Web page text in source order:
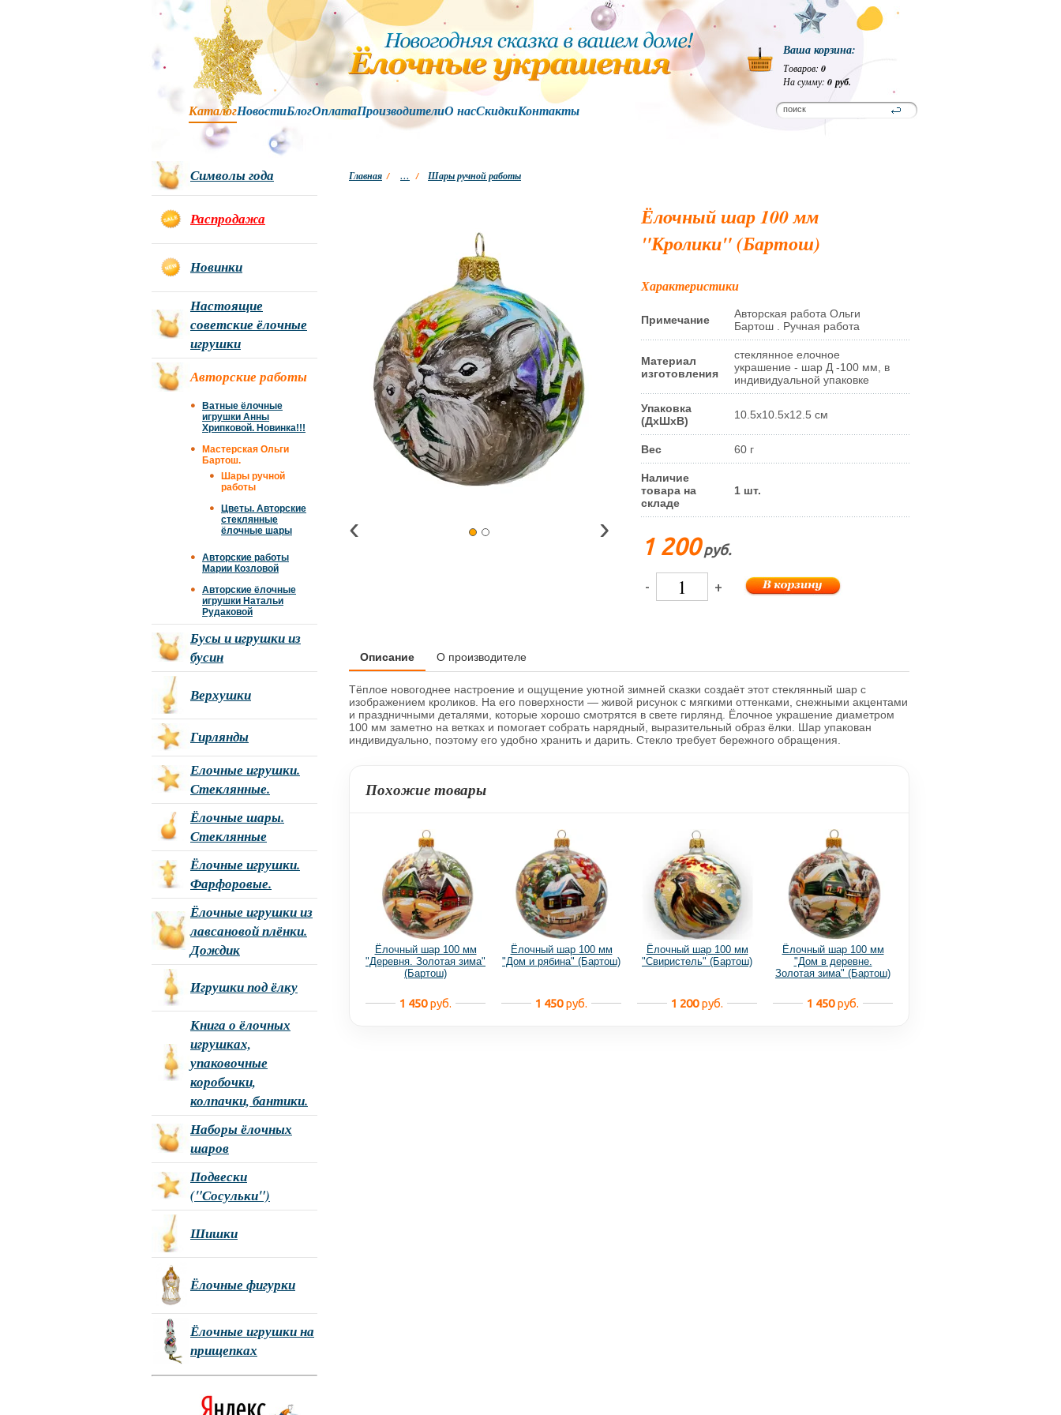
Ваша корзина:
Товаров: 0
На сумму: 0 руб.
КаталогНовостиБлогОплатаПроизводителиО насСкидкиКонтакты
Главная / … / Шары ручной работы
‹ ›
Ёлочный шар 100 мм
"Кролики" (Бартош)
Характеристики
Примечание
Авторская работа Ольги
Бартош . Ручная работа
Материал
изготовления
стеклянное елочное
украшение - шар Д -100 мм, в
индивидуальной упаковке
Упаковка
(ДxШxВ)
10.5x10.5x12.5 см
Вес 60 г
Наличие
товара на
складе
1 шт.
1 200руб.
- +
Описание О производителе
Тёплое новогоднее настроение и ощущение уютной зимней сказки создаёт этот стеклянный шар с
изображением кроликов. На его поверхности — живой рисунок с мягкими оттенками, снежными акцентами
и праздничными деталями, которые хорошо смотрятся в свете гирлянд. Ёлочное украшение диаметром
100 мм заметно на ветках и помогает собрать нарядный, выразительный образ ёлки. Шар упакован
индивидуально, поэтому его удобно хранить и дарить. Стекло требует бережного обращения.
Похожие товары
Ёлочный шар 100 мм
"Деревня. Золотая зима"
(Бартош)
1 450руб.
Ёлочный шар 100 мм
"Дом и рябина" (Бартош)
1 450руб.
Ёлочный шар 100 мм
"Свиристель" (Бартош)
1 200руб.
Ёлочный шар 100 мм
"Дом в деревне.
Золотая зима" (Бартош)
1 450руб.
Символы года
Распродажа
Новинки
Настоящие
советские ёлочные
игрушки
Авторские работы
Ватные ёлочные
игрушки Анны
Хрипковой. Новинка!!!
Мастерская Ольги
Бартош.
Шары ручной
работы
Цветы. Авторские
стеклянные
ёлочные шары
Авторские работы
Марии Козловой
Авторские ёлочные
игрушки Натальи
Рудаковой
Бусы и игрушки из
бусин
Верхушки
Гирлянды
Елочные игрушки.
Стеклянные.
Ёлочные шары.
Стеклянные
Ёлочные игрушки.
Фарфоровые.
Ёлочные игрушки из
лавсановой плёнки.
Дождик
Игрушки под ёлку
Книга о ёлочных
игрушках,
упаковочные
коробочки,
колпачки, бантики.
Наборы ёлочных
шаров
Подвески
("Сосульки")
Шишки
Ёлочные фигурки
Ёлочные игрушки на
прищепках